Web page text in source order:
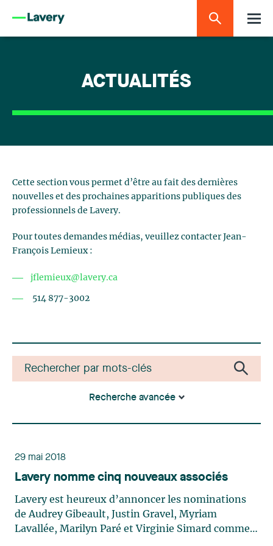
ACTUALITÉS
Cette section vous permet d’être au fait des dernières
nouvelles et des prochaines apparitions publiques des
professionnels de Lavery.
Pour toutes demandes médias, veuillez contacter Jean-
François Lemieux :
jflemieux@lavery.ca
514 877-3002
Recherche avancée
29 mai 2018
Lavery nomme cinq nouveaux associés
Lavery est heureux d’annoncer les nominations
de Audrey Gibeault, Justin Gravel, Myriam
Lavallée, Marilyn Paré et Virginie Simard comme